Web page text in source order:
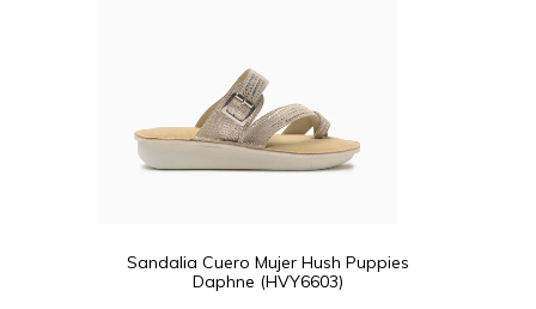
Sandalia Cuero Mujer Hush Puppies
Daphne (HVY6603)